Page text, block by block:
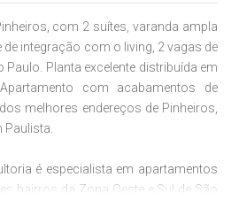
com 2 suítes, varanda ampla
integração com o living, 2 vagas de
Planta excelente distribuída em
com acabamentos de
melhores endereços de Pinheiros,
Paulista.
é especialista em apartamentos
bairros da Zona Oeste e Sul de São